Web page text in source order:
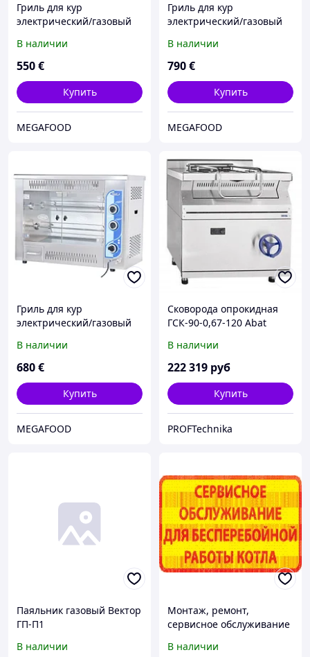
Гриль для кур
электрический/газовый
В наличии
550€
Купить
MEGAFOOD
Гриль для кур
электрический/газовый
В наличии
790€
Купить
MEGAFOOD
Гриль для кур
электрический/газовый
В наличии
680€
Купить
MEGAFOOD
Сковорода опрокидная
ГСК-90-0,67-120 Abat
В наличии
222 319 руб
Купить
PROFTechnika
Паяльник газовый Вектор
ГП-П1
В наличии
Монтаж, ремонт,
сервисное обслуживание
В наличии